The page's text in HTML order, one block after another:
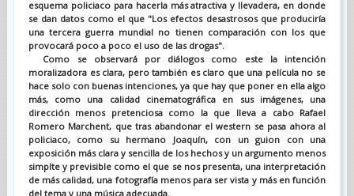
esquema policiaco para hacerla más atractiva y llevadera, en donde
se dan datos como el que "Los efectos desastrosos que produciría
una tercera guerra mundial no tienen comparación con los que
provocará poco a poco el uso de las drogas".
Como se observará por diálogos como este la intención
moralizadora es clara, pero también es claro que una película no se
hace solo con buenas intenciones, ya que hay que poner en ella algo
más, como una calidad cinematográfica en sus imágenes, una
dirección menos pretenciosa como la que lleva a cabo Rafael
Romero Marchent, que tras abandonar el western se pasa ahora al
policiaco, como su hermano Joaquín, con un guion con una
exposición más clara y sencilla de los hechos y un argumento menos
simplte y previsible como el que se nos presenta, una interpretación
de más calidad, una fotografía menos para ser vista y más en función
del tema y una música adecuada.